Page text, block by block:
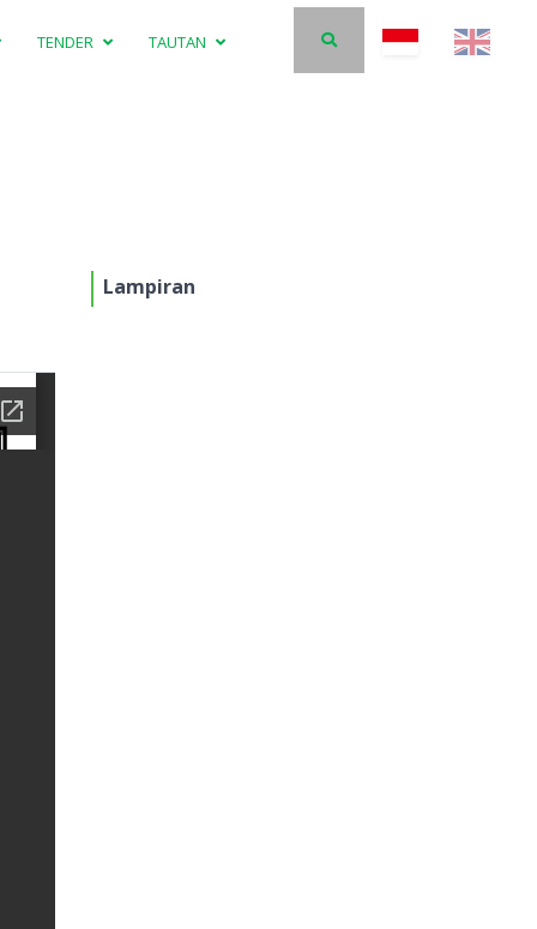
TENDER TAUTAN
Lampiran